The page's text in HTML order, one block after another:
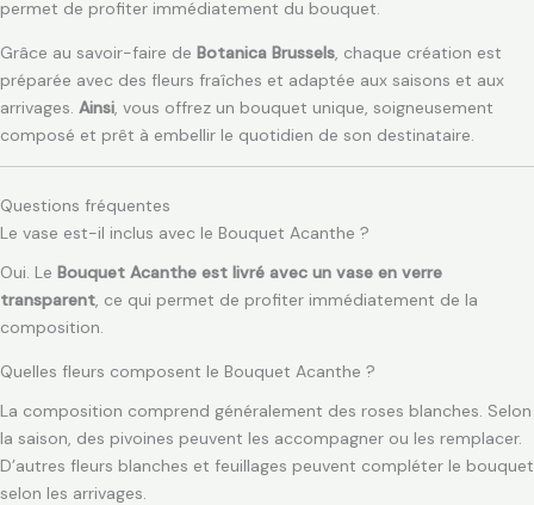
permet de profiter immédiatement du bouquet.
Grâce au savoir-faire de Botanica Brussels, chaque création est
préparée avec des fleurs fraîches et adaptée aux saisons et aux
arrivages. Ainsi, vous offrez un bouquet unique, soigneusement
composé et prêt à embellir le quotidien de son destinataire.
Questions fréquentes
Le vase est-il inclus avec le Bouquet Acanthe ?
Oui. Le Bouquet Acanthe est livré avec un vase en verre
transparent, ce qui permet de profiter immédiatement de la
composition.
Quelles fleurs composent le Bouquet Acanthe ?
La composition comprend généralement des roses blanches. Selon
la saison, des pivoines peuvent les accompagner ou les remplacer.
D’autres fleurs blanches et feuillages peuvent compléter le bouquet
selon les arrivages.